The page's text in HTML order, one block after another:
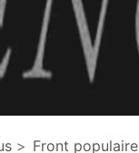
Front populaire